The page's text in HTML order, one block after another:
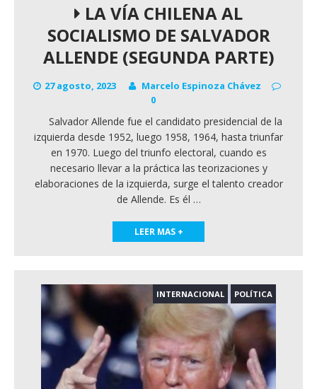
LA VÍA CHILENA AL
SOCIALISMO DE SALVADOR
ALLENDE (SEGUNDA PARTE)
27 agosto, 2023
Marcelo Espinoza Chávez
0
Salvador Allende fue el candidato presidencial de la
izquierda desde 1952, luego 1958, 1964, hasta triunfar
en 1970. Luego del triunfo electoral, cuando es
necesario llevar a la práctica las teorizaciones y
elaboraciones de la izquierda, surge el talento creador
de Allende. Es él …
LEER MAS +
INTERNACIONAL POLÍTICA